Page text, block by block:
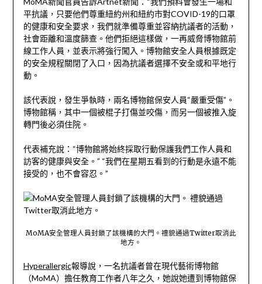
平抗議，只要他們尊重紐約州和紐約市對COVID-19的口罩
的健康和安全要求，我們就準備尊重並容納抗議者的活動，
社會距離和溫度篩查。他們拒絕這樣做，一再威脅博物館前
線工作人員，並表示將強行闖入。博物館安全人員根據既定
的安全規程關閉了入口，因為抗議者選擇不安全或和平地行
動。
該代表說，發生爭執時，兩名博物館保安人員“嚴重受傷”。
博物館稱，其中一個被棍子打傷並咬傷，而另一個被推入旋
轉門後必須住院。
代表補充說：“博物館將始終採取行動保護我們工作人員和
訪客的健康與安全。” “我們在星期五看到的行動是永遠不能
接受的，也不會容忍。”
MoMA安全管理人員封鎖了該機構的大門。禮貌通過Twitter取消此
地方。
Hyperallergic報導說，一名抗議者曾在現代藝術博物館
（MoMA）擔任教育工作者八年之久，她說她遭到博物館保